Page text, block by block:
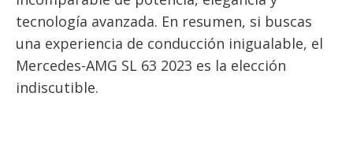
tecnología avanzada. En resumen, si buscas
una experiencia de conducción inigualable, el
Mercedes-AMG SL 63 2023 es la elección
indiscutible.